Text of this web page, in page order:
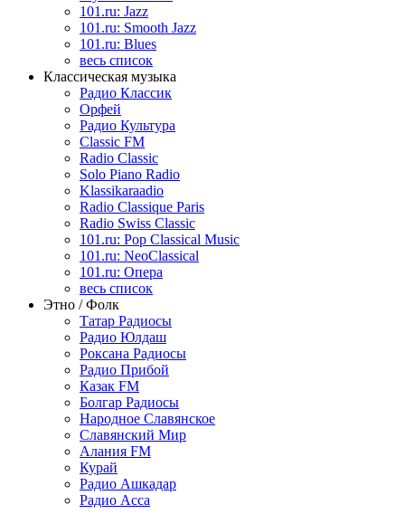
101.ru: Jazz
101.ru: Smooth Jazz
101.ru: Blues
весь список
Классическая музыка
Радио Классик
Орфей
Радио Культура
Classic FM
Radio Classic
Solo Piano Radio
Klassikaraadio
Radio Classique Paris
Radio Swiss Classic
101.ru: Pop Classical Music
101.ru: NeoClassical
101.ru: Опера
весь список
Этно / Фолк
Татар Радиосы
Радио Юлдаш
Роксана Радиосы
Радио Прибой
Казак FM
Болгар Радиосы
Народное Славянское
Славянский Мир
Алания FM
Курай
Радио Ашкадар
Радио Асса